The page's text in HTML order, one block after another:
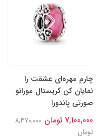
چارم مهره‌ای عشقت را
نمایان کن کریستال مورانو
صورتی پاندورا
7,100,000 تومان
8,470,000
تومان